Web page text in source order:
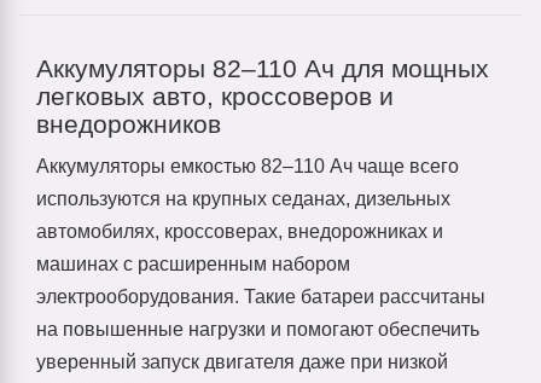
Аккумуляторы 82–110 Ач для мощных
легковых авто, кроссоверов и
внедорожников
Аккумуляторы емкостью 82–110 Ач чаще всего
используются на крупных седанах, дизельных
автомобилях, кроссоверах, внедорожниках и
машинах с расширенным набором
электрооборудования. Такие батареи рассчитаны
на повышенные нагрузки и помогают обеспечить
уверенный запуск двигателя даже при низкой